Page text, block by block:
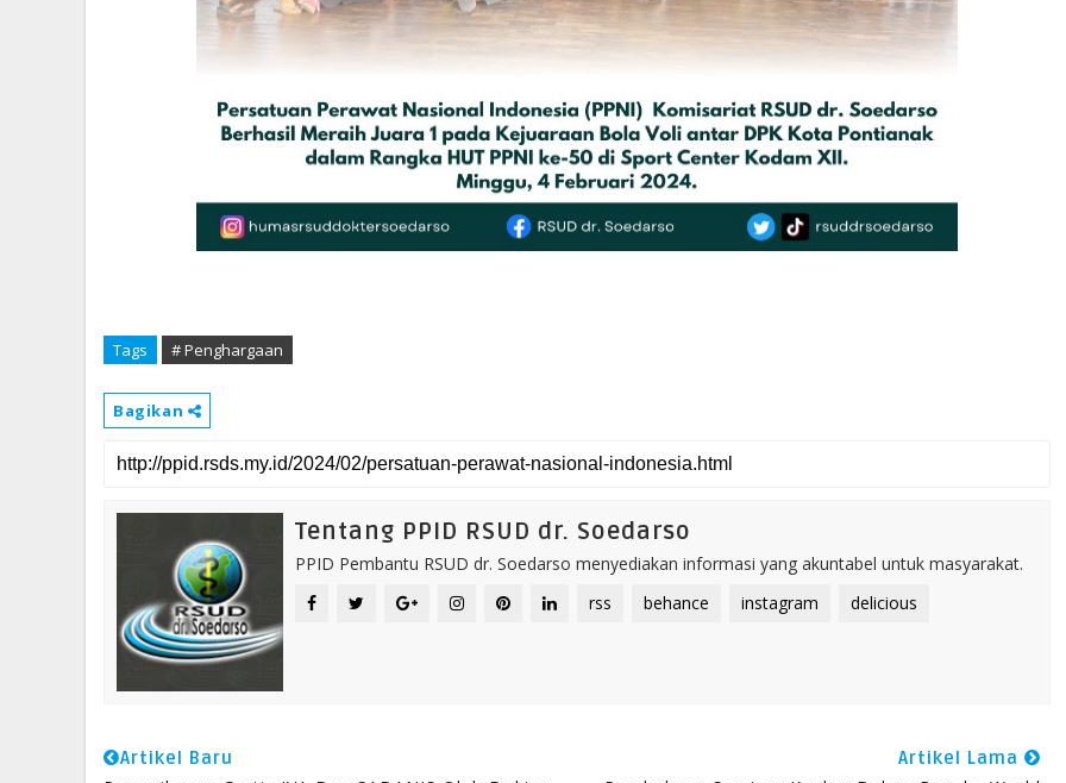
Tags # Penghargaan
Bagikan
Tentang PPID RSUD dr. Soedarso
PPID Pembantu RSUD dr. Soedarso menyediakan informasi yang akuntabel untuk masyarakat.
rss
behance instagram delicious
Artikel Baru Artikel Lama